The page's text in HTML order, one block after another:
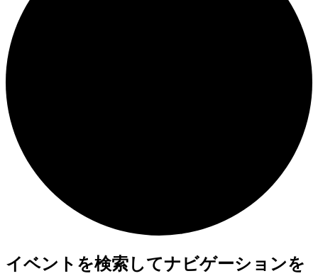
イ
イベントを検索してナビゲーションを